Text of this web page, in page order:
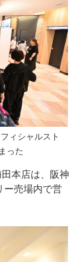
ィシャルスト
った
本店は、阪神
ー売場内で営